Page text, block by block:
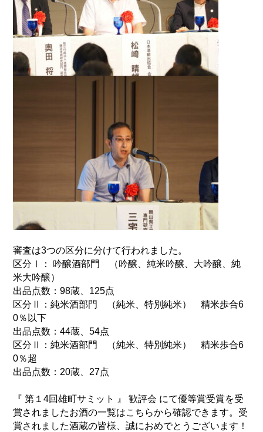
審査は3つの区分に分けて行われました。
区分Ⅰ： 吟醸酒部門 （吟醸、純米吟醸、大吟醸、純
米大吟醸）
出品点数：98蔵、125点
区分Ⅱ：純米酒部門 （純米、特別純米） 精米歩合6
0％以下
出品点数：44蔵、54点
区分Ⅱ：純米酒部門 （純米、特別純米） 精米歩合6
0％超
出品点数：20蔵、27点
『 第１4回雄町サミット 』 歓評会 にて優等賞受賞を受
賞されましたお酒の一覧はこちらから確認できます。受
賞されました酒蔵の皆様、誠におめでとうございます！